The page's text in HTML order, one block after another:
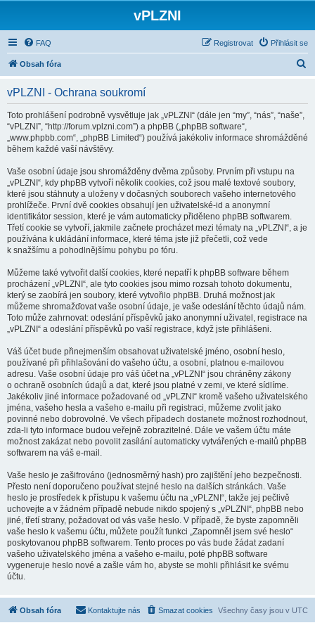
vPLZNI
FAQ Přihlásit se
Registrovat
Obsah fóra
vPLZNI - Ochrana soukromí
Toto prohlášení podrobně vysvětluje jak „vPLZNI“ (dále jen “my”, “nás”, “naše”,
“vPLZNI”, “http://forum.vplzni.com”) a phpBB („phpBB software“,
„www.phpbb.com“, „phpBB Limited“) používá jakékoliv informace shromážděné
během každé vaší návštěvy.
Vaše osobní údaje jsou shromážděny dvěma způsoby. Prvním při vstupu na
„vPLZNI“, kdy phpBB vytvoří několik cookies, což jsou malé textové soubory,
které jsou stáhnuty a uloženy v dočasných souborech vašeho internetového
prohlížeče. První dvě cookies obsahují jen uživatelské-id a anonymní
identifikátor session, které je vám automaticky přiděleno phpBB softwarem.
Třetí cookie se vytvoří, jakmile začnete procházet mezi tématy na „vPLZNI“, a je
používána k ukládání informace, které téma jste již přečetli, což vede
k snažšímu a pohodlnějšímu pohybu po fóru.
Můžeme také vytvořit další cookies, které nepatří k phpBB software během
procházení „vPLZNI“, ale tyto cookies jsou mimo rozsah tohoto dokumentu,
který se zaobírá jen soubory, které vytvořilo phpBB. Druhá možnost jak
můžeme shromažďovat vaše osobní údaje, je vaše odeslání těchto údajů nám.
Toto může zahrnovat: odeslání příspěvků jako anonymní uživatel, registrace na
„vPLZNI“ a odeslání příspěvků po vaší registrace, když jste přihlášeni.
Váš účet bude přinejmenším obsahovat uživatelské jméno, osobní heslo,
používané při přihlašování do vašeho účtu, a osobní, platnou e-mailovou
adresu. Vaše osobní údaje pro váš účet na „vPLZNI“ jsou chráněny zákony
o ochraně osobních údajů a dat, které jsou platné v zemi, ve které sídlíme.
Jakékoliv jiné informace požadované od „vPLZNI“ kromě vašeho uživatelského
jména, vašeho hesla a vašeho e-mailu při registraci, můžeme zvolit jako
povinné nebo dobrovolné. Ve všech případech dostanete možnost rozhodnout,
zda-li tyto informace budou veřejně zobrazitelné. Dále ve vašem účtu máte
možnost zakázat nebo povolit zasílání automaticky vytvářených e-mailů phpBB
softwarem na váš e-mail.
Vaše heslo je zašifrováno (jednosměrný hash) pro zajištění jeho bezpečnosti.
Přesto není doporučeno používat stejné heslo na dalších stránkách. Vaše
heslo je prostředek k přístupu k vašemu účtu na „vPLZNI“, takže jej pečlivě
uchovejte a v žádném případě nebude nikdo spojený s „vPLZNI“, phpBB nebo
jiné, třetí strany, požadovat od vás vaše heslo. V případě, že byste zapomněli
vaše heslo k vašemu účtu, můžete použít funkci „Zapomněl jsem své heslo“
poskytovanou phpBB softwarem. Tento proces po vás bude žádat zadaní
vašeho uživatelského jména a vašeho e-mailu, poté phpBB software
vygeneruje heslo nové a zašle vám ho, abyste se mohli přihlásit ke svému
účtu.
Obsah fóra Všechny časy jsou v UTC
Smazat cookies
Kontaktujte nás